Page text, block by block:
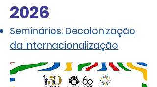
2026
Seminários: Decolonização
da Internacionalização